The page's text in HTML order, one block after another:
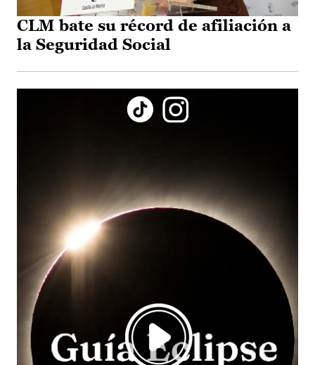
CLM bate su récord de afiliación a
la Seguridad Social